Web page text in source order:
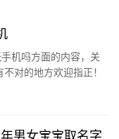
机吗方面的内容，关
对的地方欢迎指正！
男女宝宝取名字